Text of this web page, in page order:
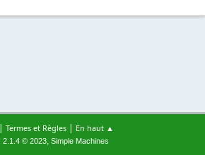
Termes et Règles| En haut ▲
2.1.4 © 2023, Simple Machines